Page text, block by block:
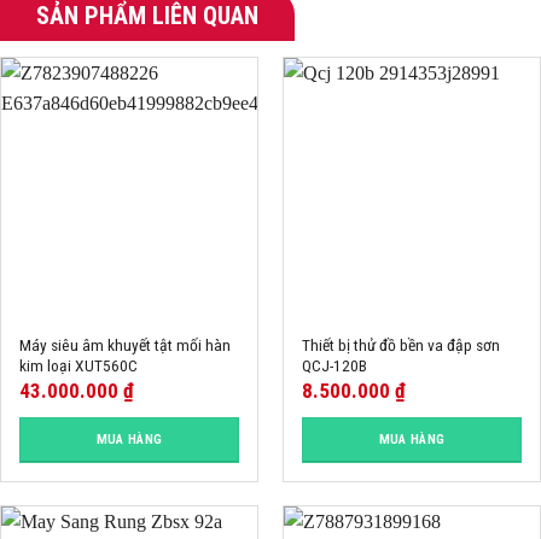
SẢN PHẨM LIÊN QUAN
Máy siêu âm khuyết tật mối hàn
kim loại XUT560C
43.000.000 ₫
MUA HÀNG
Thiết bị thử đồ bền va đập sơn
QCJ-120B
8.500.000 ₫
MUA HÀNG